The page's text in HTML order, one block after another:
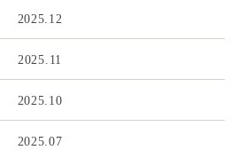
2025.12
2025.11
2025.10
2025.07